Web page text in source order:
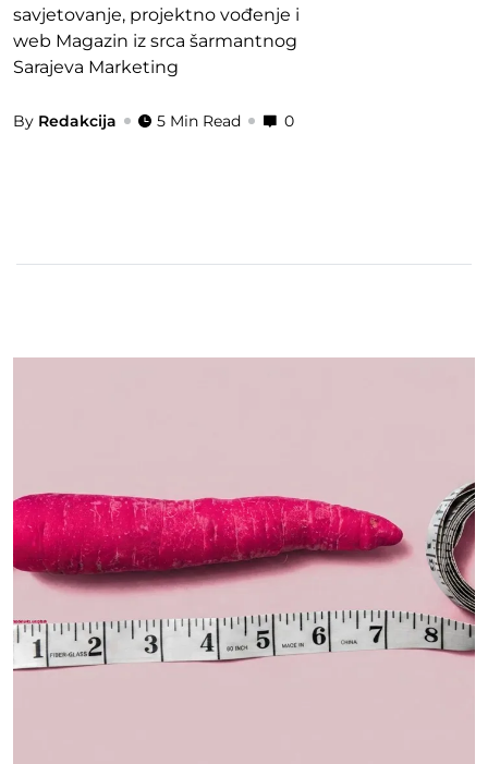
savjetovanje, projektno vođenje i
web Magazin iz srca šarmantnog
Sarajeva Marketing
By Redakcija 5 Min Read 0